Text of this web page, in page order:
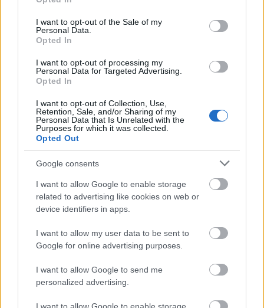
use your data for below specified purposes in below Google
consent section.
I want to opt-out of the Sale of my
Personal Data.
Opted In
I want to opt-out of processing my
Personal Data for Targeted Advertising.
Opted In
I want to opt-out of Collection, Use,
Retention, Sale, and/or Sharing of my
Personal Data that Is Unrelated with the
Purposes for which it was collected.
Opted Out
Google consents
I want to allow Google to enable storage
related to advertising like cookies on web or
device identifiers in apps.
I want to allow my user data to be sent to
Google for online advertising purposes.
I want to allow Google to send me
personalized advertising.
mesél – megújul a tatai Angolkert
M1 bővítés: már zajlik a teljesen új
csomópont épül Angyalföldön
Másfélszeresére bővítik
Hódmezővásárhely jó hírű református